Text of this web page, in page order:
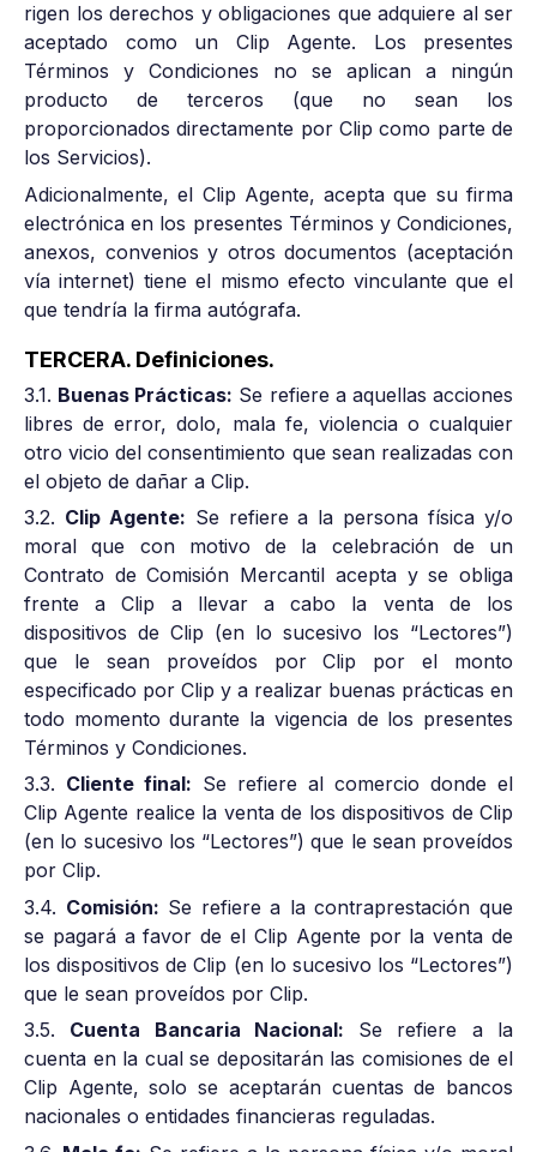
rigen los derechos y obligaciones que adquiere al ser
aceptado como un Clip Agente. Los presentes
Términos y Condiciones no se aplican a ningún
producto de terceros (que no sean los
proporcionados directamente por Clip como parte de
los Servicios).
Adicionalmente, el Clip Agente, acepta que su firma
electrónica en los presentes Términos y Condiciones,
anexos, convenios y otros documentos (aceptación
vía internet) tiene el mismo efecto vinculante que el
que tendría la firma autógrafa.
TERCERA. Definiciones.
3.1. Buenas Prácticas: Se refiere a aquellas acciones
libres de error, dolo, mala fe, violencia o cualquier
otro vicio del consentimiento que sean realizadas con
el objeto de dañar a Clip.
3.2. Clip Agente: Se refiere a la persona física y/o
moral que con motivo de la celebración de un
Contrato de Comisión Mercantil acepta y se obliga
frente a Clip a llevar a cabo la venta de los
dispositivos de Clip (en lo sucesivo los “Lectores”)
que le sean proveídos por Clip por el monto
especificado por Clip y a realizar buenas prácticas en
todo momento durante la vigencia de los presentes
Términos y Condiciones.
3.3. Cliente final: Se refiere al comercio donde el
Clip Agente realice la venta de los dispositivos de Clip
(en lo sucesivo los “Lectores”) que le sean proveídos
por Clip.
3.4. Comisión: Se refiere a la contraprestación que
se pagará a favor de el Clip Agente por la venta de
los dispositivos de Clip (en lo sucesivo los “Lectores”)
que le sean proveídos por Clip.
3.5. Cuenta Bancaria Nacional: Se refiere a la
cuenta en la cual se depositarán las comisiones de el
Clip Agente, solo se aceptarán cuentas de bancos
nacionales o entidades financieras reguladas.